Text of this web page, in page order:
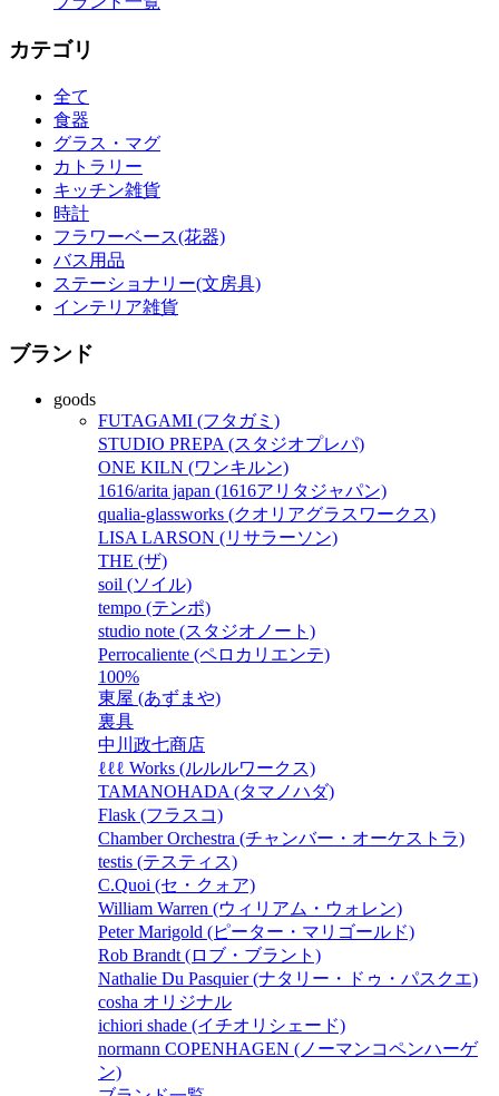
カテゴリ
全て
食器
グラス・マグ
カトラリー
キッチン雑貨
時計
フラワーベース(花器)
バス用品
ステーショナリー(文房具)
インテリア雑貨
ブランド
goods
FUTAGAMI (フタガミ)
STUDIO PREPA (スタジオプレパ)
ONE KILN (ワンキルン)
1616/arita japan (1616アリタジャパン)
qualia-glassworks (クオリアグラスワークス)
LISA LARSON (リサラーソン)
THE (ザ)
soil (ソイル)
tempo (テンポ)
studio note (スタジオノート)
Perrocaliente (ペロカリエンテ)
100%
東屋 (あずまや)
裏具
中川政七商店
ℓℓℓ Works (ルルルワークス)
TAMANOHADA (タマノハダ)
Flask (フラスコ)
Chamber Orchestra (チャンバー・オーケストラ)
testis (テスティス)
C.Quoi (セ・クォア)
William Warren (ウィリアム・ウォレン)
Peter Marigold (ピーター・マリゴールド)
Rob Brandt (ロブ・ブラント)
Nathalie Du Pasquier (ナタリー・ドゥ・パスクエ)
cosha オリジナル
ichiori shade (イチオリシェード)
normann COPENHAGEN (ノーマンコペンハーゲ
ン)